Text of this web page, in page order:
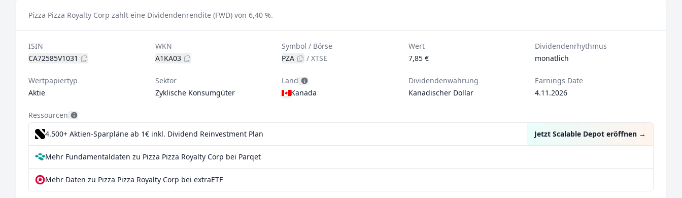
Pizza Pizza Royalty Corp zahlt eine Dividendenrendite (FWD) von 6,40 %.
ISIN
CA72585V1031
WKN
A1KA03
Symbol / Börse
PZA
/XTSE
Wert
7,85 €
Dividendenrhythmus
monatlich
Wertpapiertyp
Aktie
Sektor
Zyklische Konsumgüter
Land
Kanada
Dividendenwährung
Kanadischer Dollar
Earnings Date
4.11.2026
Ressourcen
4.500+ Aktien-Sparpläne ab 1€ inkl. Dividend Reinvestment Plan Jetzt Scalable Depot eröffnen →
Mehr Fundamentaldaten zu Pizza Pizza Royalty Corp bei Parqet
Mehr Daten zu Pizza Pizza Royalty Corp bei extraETF